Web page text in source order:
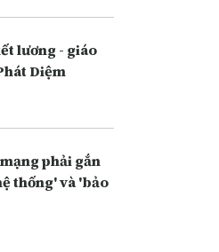
lương - giáo
Diệm
phải gắn
thống' và 'bảo